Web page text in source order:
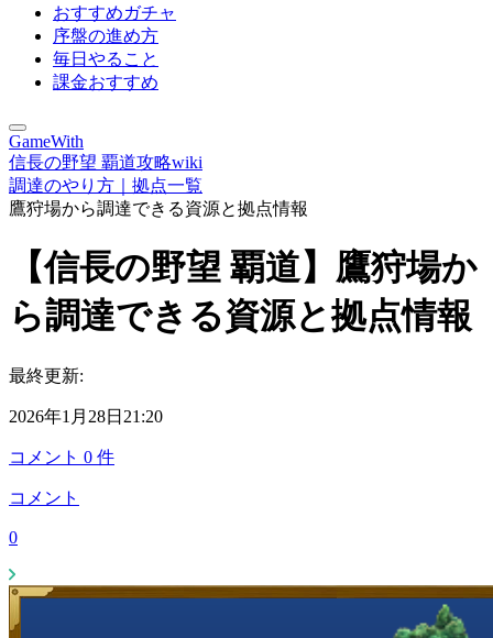
おすすめガチャ
序盤の進め方
毎日やること
課金おすすめ
GameWith
信長の野望 覇道攻略wiki
調達のやり方｜拠点一覧
鷹狩場から調達できる資源と拠点情報
【信長の野望 覇道】鷹狩場か
ら調達できる資源と拠点情報
最終更新:
2026年1月28日21:20
コメント 0 件
コメント
0